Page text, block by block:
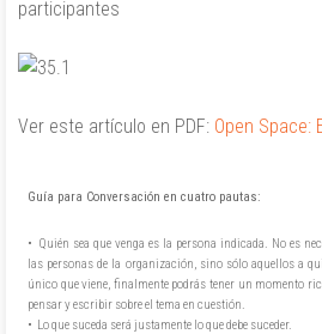
participantes
Ver este artículo en PDF: Open Space:
Guía para Conversación en cuatro pautas:
• Quién sea que venga es la persona indicada. No es
las personas de la organización, sino sólo aquellos a
único que viene, finalmente podrás tener un momento
pensar y escribir sobre el tema en cuestión.
• Lo que suceda será justamente lo que debe suceder.